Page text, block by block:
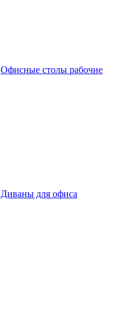
Офисные столы рабочие
Диваны для офиса